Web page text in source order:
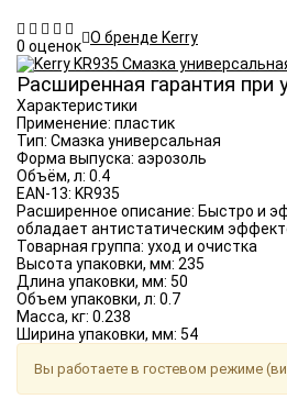
0 оценок О бренде Kerry
Расширенная гарантия
Характеристики
Применение: пластик
Тип: Смазка универсальная
Форма выпуска: аэрозоль
Объём, л: 0.4
EAN-13: KR935
Расширенное описание: Быстро и
обладает антистатическим
Товарная группа: уход и очистка
Высота упаковки, мм: 235
Длина упаковки, мм: 50
Объем упаковки, л: 0.7
Масса, кг: 0.238
Ширина упаковки, мм: 54
Вы работаете в гостевом режиме